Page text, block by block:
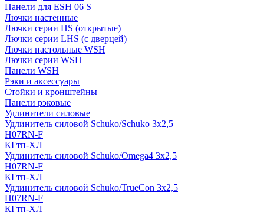
Панели для ESH 06 S
Лючки настенные
Лючки серии HS (открытые)
Лючки серии LHS (с дверцей)
Лючки настольные WSH
Лючки серии WSH
Панели WSH
Рэки и аксессуары
Стойки и кронштейны
Панели рэковые
Удлинители силовые
Удлинитель силовой Schuko/Schuko 3х2,5
H07RN-F
КГтп-ХЛ
Удлинитель силовой Schuko/Omega4 3х2,5
H07RN-F
КГтп-ХЛ
Удлинитель силовой Schuko/TrueCon 3х2,5
H07RN-F
КГтп-ХЛ